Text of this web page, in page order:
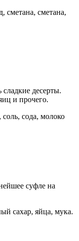
сметана, сметана,
сладкие десерты.
и прочего.
соль, сода, молоко
суфле на
сахар, яйца, мука.